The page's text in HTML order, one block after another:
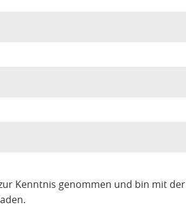
Kenntnis genommen und bin mit der